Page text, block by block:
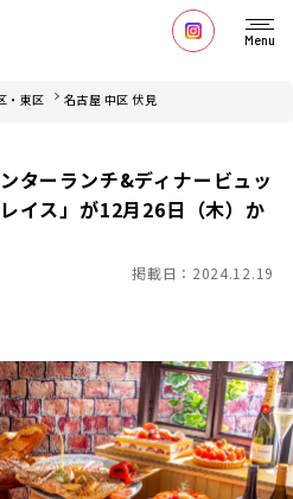
Menu
・東区 名古屋 中区 伏見
ターランチ&ディナービュッ
イス」が12月26日（木）か
掲載日：2024.12.19